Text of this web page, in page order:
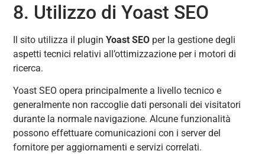
8. Utilizzo di Yoast SEO
Il sito utilizza il pluginYoast SEO per la gestione degli
aspetti tecnici relativi all’ottimizzazione per i motori di
ricerca.
Yoast SEO opera principalmente a livello tecnico e
generalmente non raccoglie dati personali dei visitatori
durante la normale navigazione. Alcune funzionalità
possono effettuare comunicazioni con i server del
fornitore per aggiornamenti e servizi correlati.